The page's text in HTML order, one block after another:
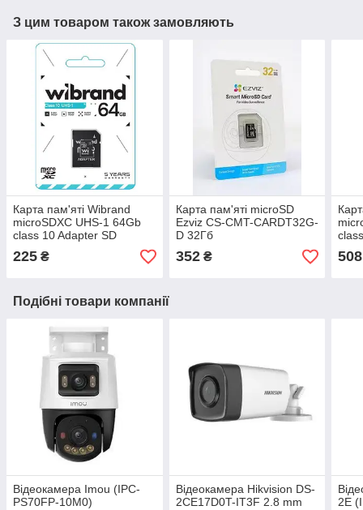
З цим товаром також замовляють
Карта пам'яті Wibrand
microSDXC UHS-1 64Gb
class 10 Adapter SD
225 ₴
Карта пам'яті microSD
Ezviz CS-CMT-CARDT32G-
D 32Гб
352₴ 508
Подібні товари компанії
Відеокамера Imou (IPC-
PS70FP-10M0)
Відеокамера Hikvision DS-
2CE17D0T-IT3F 2.8 mm
2E